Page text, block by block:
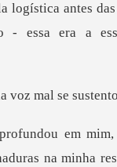
logística antes
voz mal
na minha